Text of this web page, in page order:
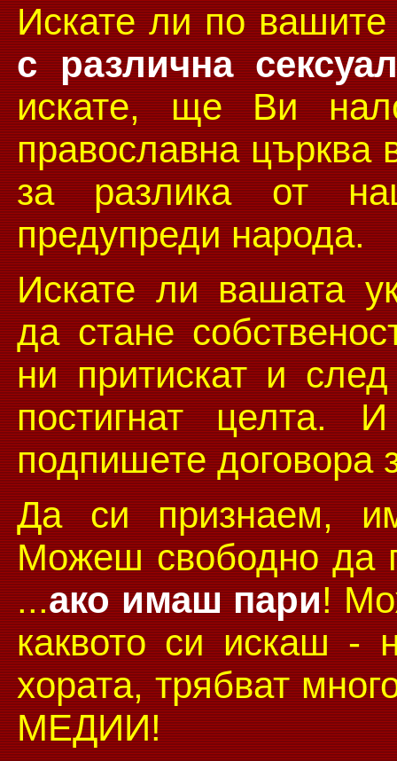
Искате ли по
с различна
искате, ще Ви
православна църква
за разлика от
предупреди народа.
Искате ли вашата
да стане
ни притискат и
постигнат целта.
подпишете договора
Да си признаем,
Можеш свободно да
...ако имаш пари!
каквото си искаш -
хората, трябват
МЕДИИ!